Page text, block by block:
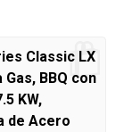
Classic LX
BBQ con
KW,
de Acero